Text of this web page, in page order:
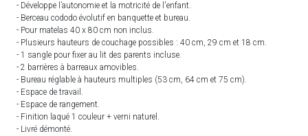
- Développe l’autonomie et la motricité de l'enfant.
- Berceau cododo évolutif en banquette et bureau.
- Pour matelas 40 x 80 cm non inclus.
- Plusieurs hauteurs de couchage possibles : 40 cm, 29 cm et 18 cm.
- 1 sangle pour fixer au lit des parents incluse.
- 2 barrières à barreaux amovibles.
- Bureau réglable à hauteurs multiples (53 cm, 64 cm et 75 cm).
- Espace de travail.
- Espace de rangement.
- Finition laqué 1 couleur + verni naturel.
- Livré démonté.